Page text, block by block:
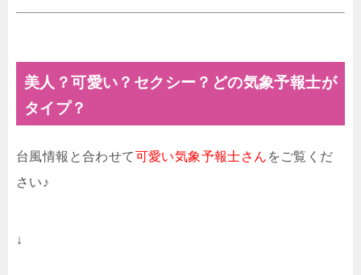
美人？可愛い？セクシー？どの気象予報士が
タイプ？
台風情報と合わせて可愛い気象予報士さん をご覧くだ
さい♪
↓